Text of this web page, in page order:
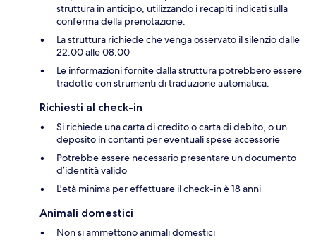
struttura in anticipo, utilizzando i recapiti indicati sulla
conferma della prenotazione.
La struttura richiede che venga osservato il silenzio dalle
22:00 alle 08:00
Le informazioni fornite dalla struttura potrebbero essere
tradotte con strumenti di traduzione automatica.
Richiesti al check-in
Si richiede una carta di credito o carta di debito, o un
deposito in contanti per eventuali spese accessorie
Potrebbe essere necessario presentare un documento
d’identità valido
L'età minima per effettuare il check-in è 18 anni
Animali domestici
Non si ammettono animali domestici